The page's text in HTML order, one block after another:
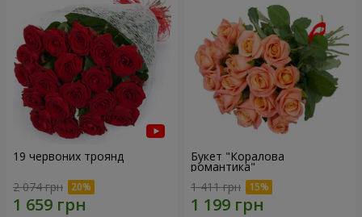
19 червоних троянд
2 074 грн
Букет "Коралова
романтика"
1 411 грн